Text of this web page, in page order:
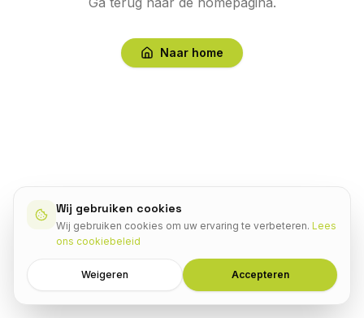
Wij gebruiken cookies
Wij gebruiken cookies om uw ervaring te verbeteren. Lees
ons cookiebeleid
Weigeren Accepteren
Naar home